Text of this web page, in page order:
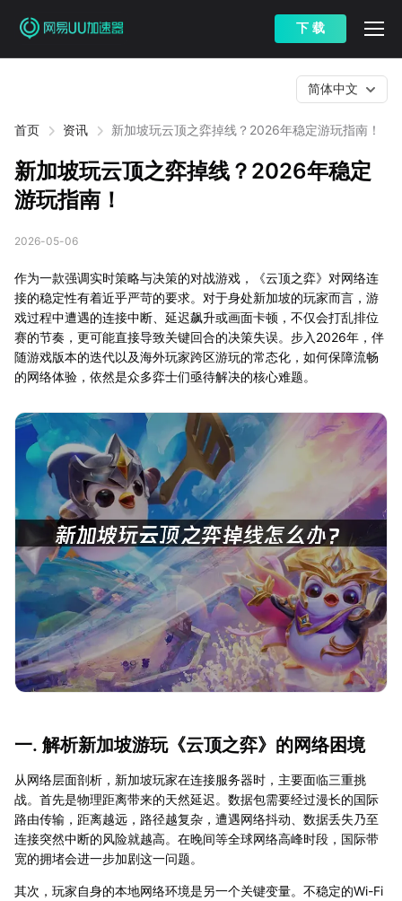
下 载
首页 资讯 新加坡玩云顶之弈掉线？2026年稳定游玩指南！
简体中文
新加坡玩云顶之弈掉线？2026年稳定
游玩指南！
2026-05-06
作为一款强调实时策略与决策的对战游戏，《云顶之弈》对网络连
接的稳定性有着近乎严苛的要求。对于身处新加坡的玩家而言，游
戏过程中遭遇的连接中断、延迟飙升或画面卡顿，不仅会打乱排位
赛的节奏，更可能直接导致关键回合的决策失误。步入2026年，伴
随游戏版本的迭代以及海外玩家跨区游玩的常态化，如何保障流畅
的网络体验，依然是众多弈士们亟待解决的核心难题。
一. 解析新加坡游玩《云顶之弈》的网络困境
从网络层面剖析，新加坡玩家在连接服务器时，主要面临三重挑
战。首先是物理距离带来的天然延迟。数据包需要经过漫长的国际
路由传输，距离越远，路径越复杂，遭遇网络抖动、数据丢失乃至
连接突然中断的风险就越高。在晚间等全球网络高峰时段，国际带
宽的拥堵会进一步加剧这一问题。
其次，玩家自身的本地网络环境是另一个关键变量。不稳定的Wi-Fi